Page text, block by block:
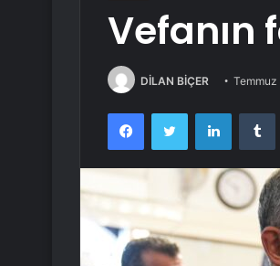
Vefanın
DİLAN BİÇER
FacebookTwitter LinkedIn